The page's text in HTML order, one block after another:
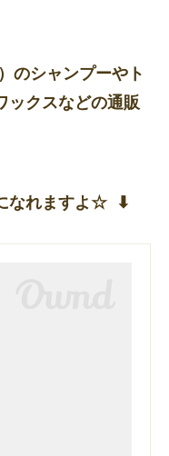
のシャンプーやト
ックスなどの通販
なれますよ☆ ⬇︎